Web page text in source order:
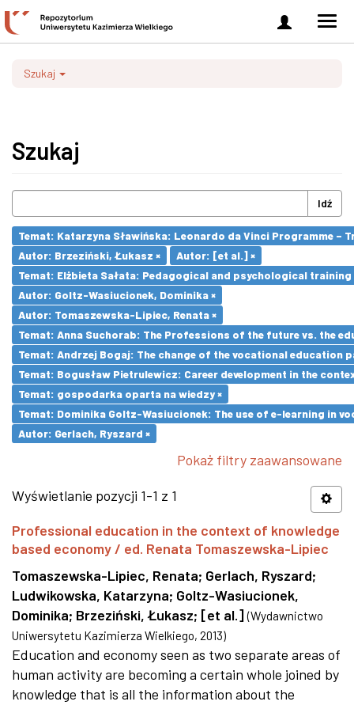
Zaloguj
się
Szukaj
Szukaj
Idź
Temat: Katarzyna Sławińska: Leonardo da Vinci Programme
Autor: Brzeziński, Łukasz ×
Autor: [et al.] ×
Temat: Elżbieta Sałata: Pedagogical and psychological
Autor: Goltz-Wasiucionek, Dominika ×
Autor: Tomaszewska-Lipiec, Renata ×
Temat: Anna Suchorab: The Professions of the future vs. the
Temat: Andrzej Bogaj: The change of the vocational education
Temat: Bogusław Pietrulewicz: Career development in the
Temat: gospodarka oparta na wiedzy ×
Temat: Dominika Goltz-Wasiucionek: The use of e-learning in
Autor: Gerlach, Ryszard ×
Pokaż filtry zaawansowane
Wyświetlanie pozycji 1-1 z 1
Professional education in the context of knowledge
based economy / ed. Renata Tomaszewska-Lipiec
Tomaszewska-Lipiec, Renata; Gerlach, Ryszard;
Ludwikowska, Katarzyna; Goltz-Wasiucionek,
Dominika; Brzeziński, Łukasz; [et al.] (Wydawnictwo
Uniwersytetu Kazimierza Wielkiego, 2013)
Education and economy seen as two separate areas of
human activity are becoming a certain whole joined by
knowledge that is all the information about the